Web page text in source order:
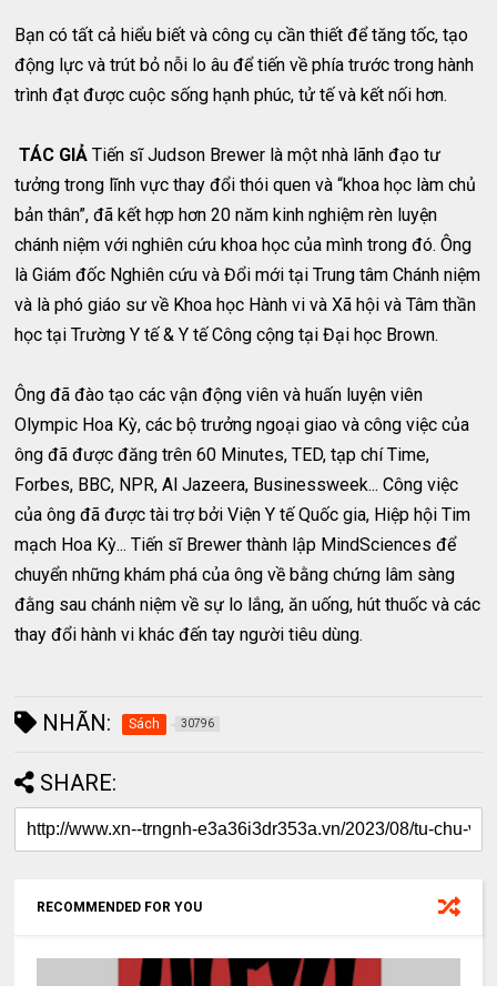
Bạn có tất cả hiểu biết và công cụ cần thiết để tăng tốc, tạo
động lực và trút bỏ nỗi lo âu để tiến về phía trước trong hành
trình đạt được cuộc sống hạnh phúc, tử tế và kết nối hơn.
TÁC GIẢTiến sĩ Judson Brewer là một nhà lãnh đạo tư
tưởng trong lĩnh vực thay đổi thói quen và “khoa học làm chủ
bản thân”, đã kết hợp hơn 20 năm kinh nghiệm rèn luyện
chánh niệm với nghiên cứu khoa học của mình trong đó. Ông
là Giám đốc Nghiên cứu và Đổi mới tại Trung tâm Chánh niệm
và là phó giáo sư về Khoa học Hành vi và Xã hội và Tâm thần
học tại Trường Y tế & Y tế Công cộng tại Đại học Brown.
Ông đã đào tạo các vận động viên và huấn luyện viên
Olympic Hoa Kỳ, các bộ trưởng ngoại giao và công việc của
ông đã được đăng trên 60 Minutes, TED, tạp chí Time,
Forbes, BBC, NPR, Al Jazeera, Businessweek... Công việc
của ông đã được tài trợ bởi Viện Y tế Quốc gia, Hiệp hội Tim
mạch Hoa Kỳ... Tiến sĩ Brewer thành lập MindSciences để
chuyển những khám phá của ông về bằng chứng lâm sàng
đằng sau chánh niệm về sự lo lắng, ăn uống, hút thuốc và các
thay đổi hành vi khác đến tay người tiêu dùng.
NHÃN: Sách 30796
SHARE:
RECOMMENDED FOR YOU